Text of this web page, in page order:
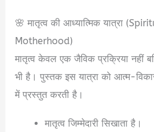
🌸 मातृत्व की आध्यात्मिक यात्रा
Motherhood)
मातृत्व केवल एक जैविक प्रक्रिया नहीं
भी है। पुस्तक इस यात्रा को आत्म-
में प्रस्तुत करती है।
मातृत्व जिम्मेदारी सिखाता है।